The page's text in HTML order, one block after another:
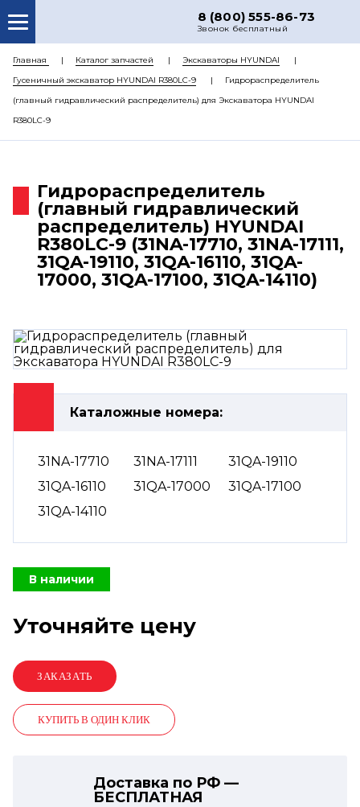
8 (800) 555-86-73
Звонок бесплатный
О НАС
КАТАЛОГ ЗАПЧАСТЕЙ
КОНТАКТЫ
Главная Каталог запчастей
Экскаваторы HYUNDAI
Гусеничный экскаватор HYUNDAI R380LC-9
Гидрораспределитель
(главный гидравлический распределитель) для Экскаватора HYUNDAI
R380LC-9
Гидрораспределитель
(главный гидравлический
распределитель) HYUNDAI
R380LC-9 (31NA-17710, 31NA-17111,
31QA-19110, 31QA-16110, 31QA-
17000, 31QA-17100, 31QA-14110)
Каталожные номера:
31NA-17710 31NA-17111
31QA-19110
31QA-16110
31QA-17000
31QA-17100
31QA-14110
В наличии
Уточняйте цену
КУПИТЬ В ОДИН КЛИК
Доставка по РФ —
БЕСПЛАТНАЯ